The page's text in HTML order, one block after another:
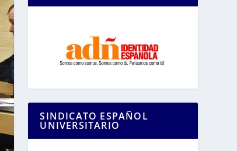
SINDICATO ESPAÑOL
UNIVERSITARIO